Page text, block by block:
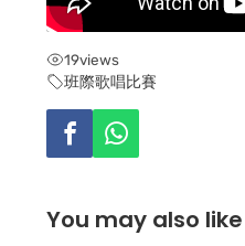
19views
班際歌唱比賽
You may also like